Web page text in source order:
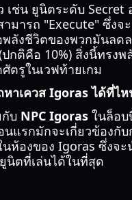
เช่น ยูนิตระดับ Secret
มารถ "Execute" ซึ่งจ
พลังชีวิตของพวกมันลด
ติคือ 10%) สิ่งนี้ทรงพ
ตรูในเวฟท้ายเกม
าเควส Igoras ได้ที่ไห
บ NPC Igoras ในล็อบ
นแรกมักจะเกี่ยวข้องกั
ห้องของ Igoras ซึ่งจะ
นิตที่เล่นได้ในที่สุด